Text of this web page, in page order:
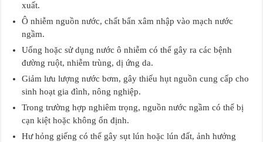
xuất.
Ô nhiễm nguồn nước, chất bẩn xâm nhập vào mạch nước
ngầm.
Uống hoặc sử dụng nước ô nhiễm có thể gây ra các bệnh
đường ruột, nhiễm trùng, dị ứng da.
Giảm lưu lượng nước bơm, gây thiếu hụt nguồn cung cấp cho
sinh hoạt gia đình, nông nghiệp.
Trong trường hợp nghiêm trọng, nguồn nước ngầm có thể bị
cạn kiệt hoặc không ổn định.
Hư hỏng giếng có thể gây sụt lún hoặc lún đất, ảnh hưởng